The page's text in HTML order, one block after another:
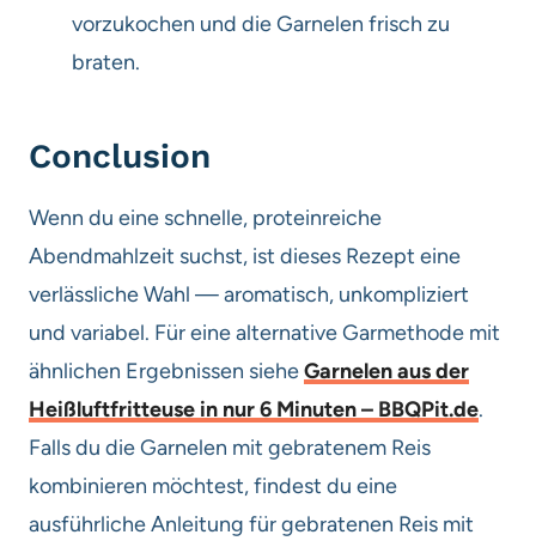
vorzukochen und die Garnelen frisch zu
braten.
Conclusion
Wenn du eine schnelle, proteinreiche
Abendmahlzeit suchst, ist dieses Rezept eine
verlässliche Wahl — aromatisch, unkompliziert
und variabel. Für eine alternative Garmethode mit
ähnlichen Ergebnissen sieheGarnelen aus der
Heißluftfritteuse in nur 6 Minuten – BBQPit.de.
Falls du die Garnelen mit gebratenem Reis
kombinieren möchtest, findest du eine
ausführliche Anleitung für gebratenen Reis mit